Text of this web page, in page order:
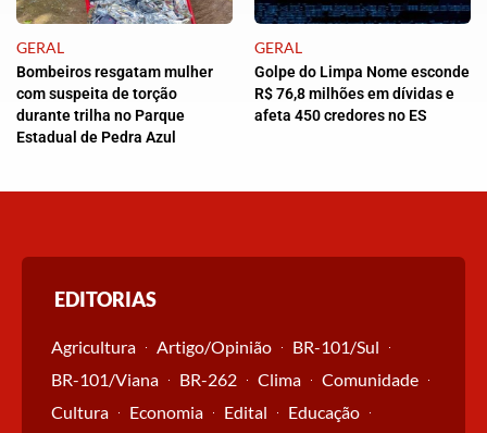
GERAL
Bombeiros resgatam mulher
com suspeita de torção
durante trilha no Parque
Estadual de Pedra Azul
GERAL
Golpe do Limpa Nome esconde
R$ 76,8 milhões em dívidas e
afeta 450 credores no ES
EDITORIAS
Agricultura Artigo/Opinião
BR-101/Sul
BR-101/Viana
BR-262 Clima
Comunidade
Cultura
Economia Edital
Educação